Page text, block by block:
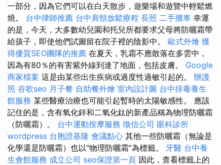
一部分，因為它們可以在白天散步，遊樂場和遊覽中輕鬆燃
燒。 台中律師推薦 台中肩頸放鬆療程 長照 二手攤車 幸運
的是，今天，大多數幼兒園和托兒所都要求父母將防曬霜帶
給孩子，即使他們試圖留在院子裡的陰影中。 歐式外燴 獲
得優質SEO團隊的推薦 在夏天，乳霜不應散落在多雲中，
因為有80％的有害紫外線到達了地面，包括皮膚。 Google
商家檔案 這是由某些出生疾病或過度性過敏引起的。 辦護
照 谷歌seo 月子餐 自助餐外燴 室內設計圖 台中排毒養生
館服務 某些醫療治療也可能引起暫時的太陽敏感性。 應該
記住的是，含有氧化鋅和二氧化鈦的新產品稱為物理防曬霜
（防曬霜）。 台中運動按摩服務 徵信公司 眼科診所
wordpress 台胞證基隆 會議點心 其他一些防曬霜（無論是
化學還是防曬霜）也以“物理防曬霜”為標籤。 牙醫 台中養
生會館服務 成立公司 seo保證第一頁 因此，查看標籤上的